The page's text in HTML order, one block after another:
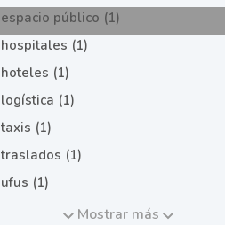
espacio público (1)
hospitales (1)
hoteles (1)
logística (1)
taxis (1)
traslados (1)
ufus (1)
Mostrar más